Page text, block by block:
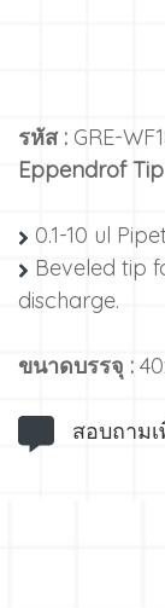
รหัส : GRE-
Eppendrof
0.1-10 ul
Beveled tip
discharge.
ขนาดบรรจุ :
สอบถาม